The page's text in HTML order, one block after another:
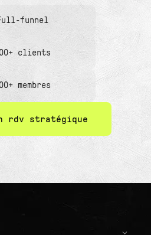
funnel
clients
membres
rdv stratégique